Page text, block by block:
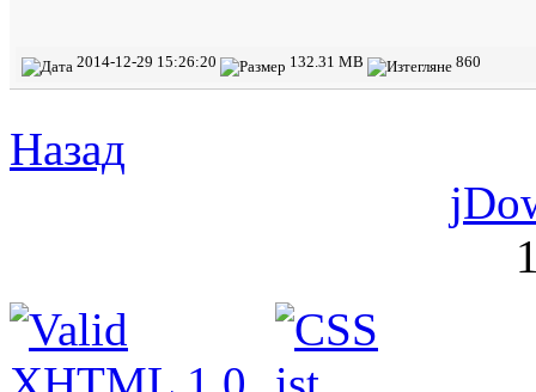
2014-12-29 15:26:20 132.31 MB 860
Назад